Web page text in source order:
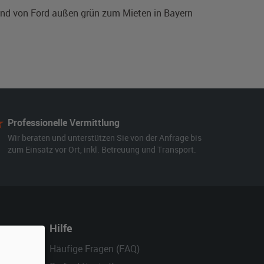
von Ford außen grün zum Mieten in Bayern
Professionelle Vermittlung
Wir beraten und unterstützen Sie von der Anfrage bis
zum Einsatz vor Ort, inkl. Betreuung und Transport.
Hilfe
Häufige Fragen (FAQ)